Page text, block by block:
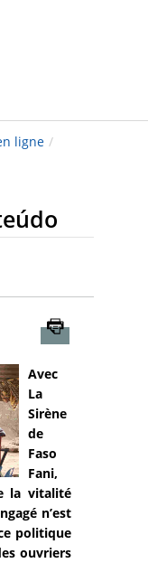
ligne /
Avec
La
Sirène
de
Faso
Fani,
la vitalité
n’est
politique
ouvriers